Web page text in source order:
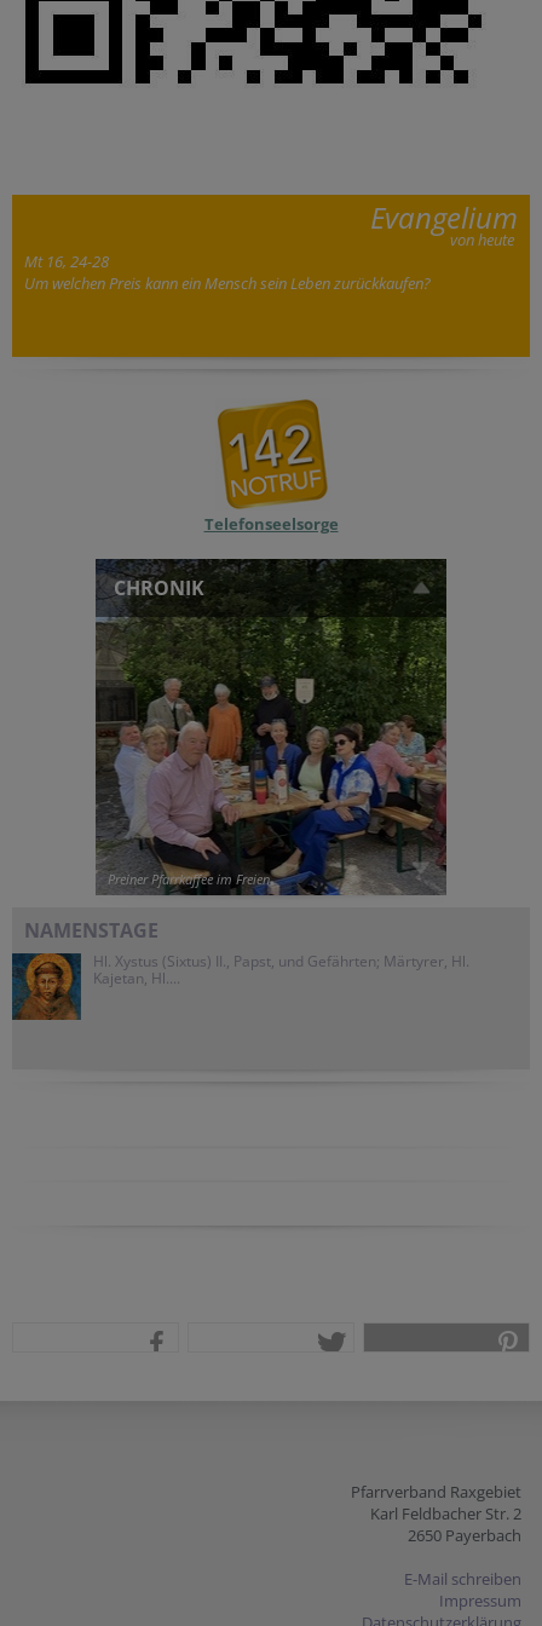
Evangelium
von heute
Mt 16, 24-28
Um welchen Preis kann ein Mensch sein Leben zurückkaufen?
Telefonseelsorge
CHRONIK
Preiner Pfarrkaffee im Freien
NAMENSTAGE
Hl. Xystus (Sixtus) II., Papst, und Gefährten; Märtyrer, Hl.
Kajetan, Hl....
Pfarrverband Raxgebiet
Karl Feldbacher Str. 2
2650 Payerbach
E-Mail schreiben
Impressum